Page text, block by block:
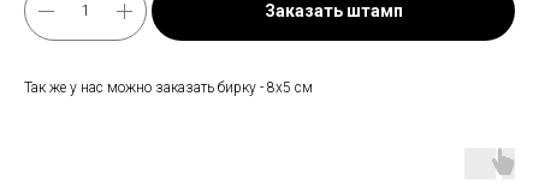
Заказать штамп
Так же у нас можно заказать бирку - 8х5 см